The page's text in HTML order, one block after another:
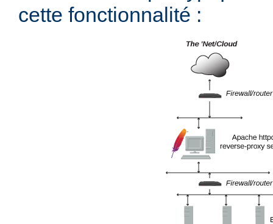
cette fonctionnalité :